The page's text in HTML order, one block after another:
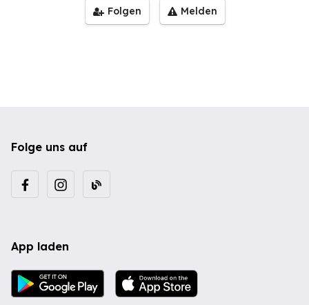
Folgen Melden
Folge uns auf
App laden